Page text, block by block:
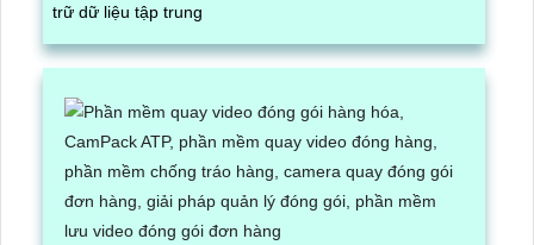
trữ dữ liệu tập trung